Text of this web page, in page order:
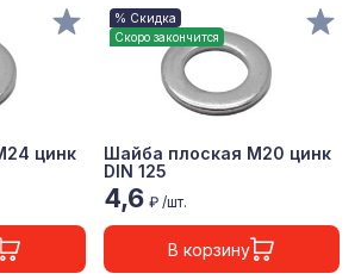
цинк
% Скидка
Скоро закончится
Шайба плоская М20 цинк
DIN 125
4,6 ₽ /шт.
В корзину